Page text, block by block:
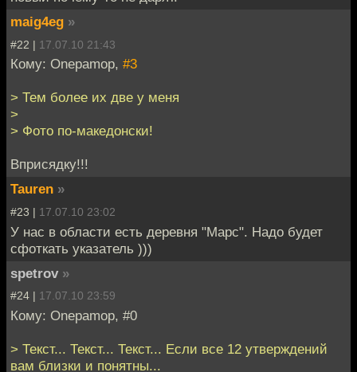
maig4eg »
#22 | 17.07.10 21:43
Кому: Onepamop, #3
> Тем более их две у меня
>
> Фото по-македонски!
Вприсядку!!!
Tauren »
#23 | 17.07.10 23:02
У нас в области есть деревня "Марс". Надо будет
сфоткать указатель )))
spetrov »
#24 | 17.07.10 23:59
Кому: Оnepamop, #0
> Текст... Текст... Текст... Если все 12 утверждений
вам близки и понятны...